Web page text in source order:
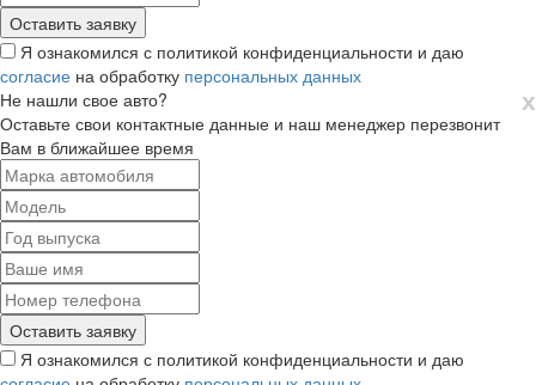
Я ознакомился с политикой конфиденциальности и даю
согласие на обработку персональных данных
х
Не нашли свое авто?
Оставьте свои контактные данные и наш менеджер перезвонит
Вам в ближайшее время
Я ознакомился с политикой конфиденциальности и даю